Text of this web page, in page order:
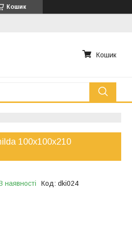
Кошик
Кошик
100x100x210
наявності Код: dki024